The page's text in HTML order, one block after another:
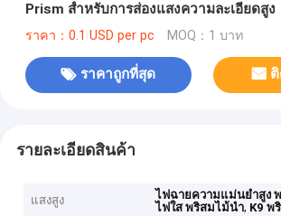
Prism สําหรับการส่องแสงความละเอียดสูง
ราคา：0.1 USD per pc MOQ：1 บาท
ราคาถูกที่สุด
รายละเอียดสินค้า
แสงสูง ไฟฉายความแม่นยําสูง
ไฟใส พริสมไม้นํา, K9 พ